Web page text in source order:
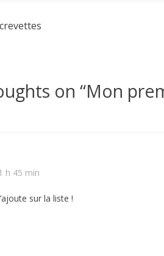
on “Mon
h 45 min
sur la liste !